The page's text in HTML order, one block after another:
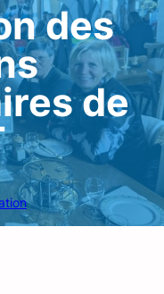
des
de